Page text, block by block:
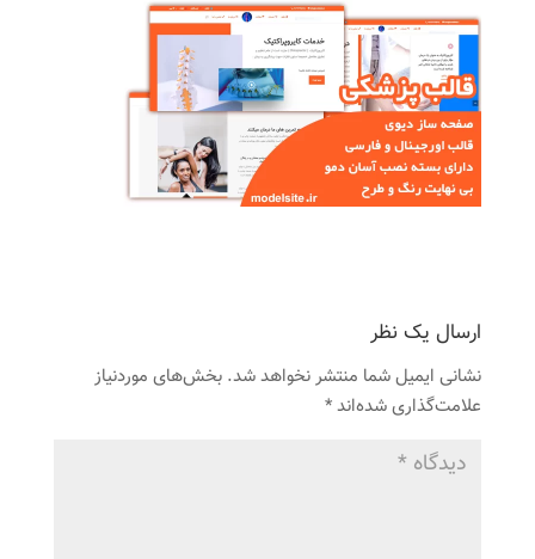
ارسال یک نظر
نشانی ایمیل شما منتشر نخواهد شد. بخش‌های موردنیاز
علامت‌گذاری شده‌اند*